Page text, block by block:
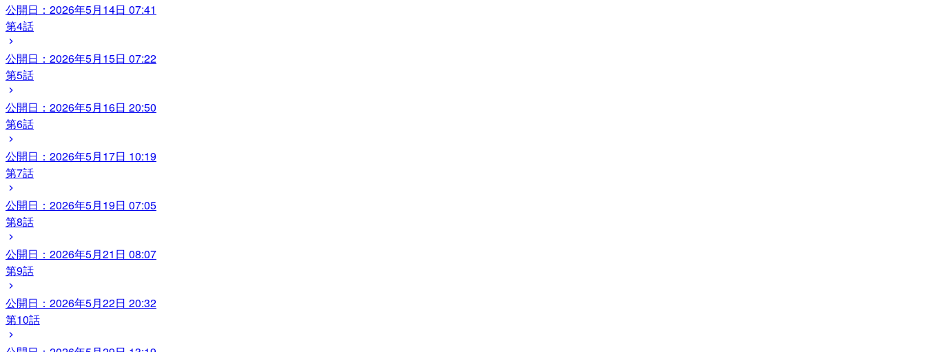
公開日： 2026年5月14日 07:41
第4話
公開日： 2026年5月15日 07:22
第5話
公開日： 2026年5月16日 20:50
第6話
公開日： 2026年5月17日 10:19
第7話
公開日： 2026年5月19日 07:05
第8話
公開日： 2026年5月21日 08:07
第9話
公開日： 2026年5月22日 20:32
第10話